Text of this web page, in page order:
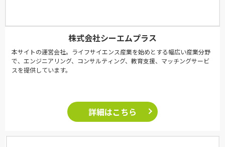
株式会社シーエムプラス
本サイトの運営会社。ライフサイエンス産業を始めとする幅広い産業分野
で、エンジニアリング、コンサルティング、教育支援、マッチングサービ
スを提供しています。
詳細はこちら